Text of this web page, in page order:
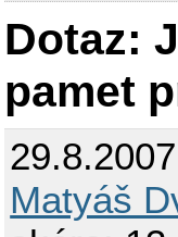
Dotaz:
pamet
Matyáš